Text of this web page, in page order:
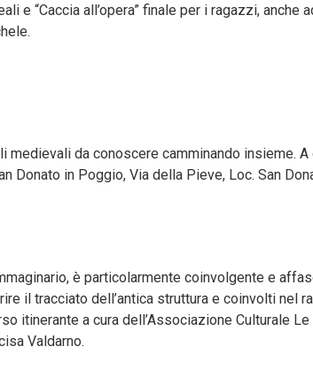
e “Caccia all’opera” finale per i ragazzi, anche
medievali da conoscere camminando insieme. A
in Poggio, Via della Pieve, Loc. San
è particolarmente coinvolgente e
il tracciato dell’antica struttura e coinvolti nel
itinerante a cura dell’Associazione Culturale
Valdarno.